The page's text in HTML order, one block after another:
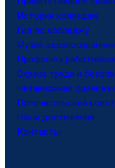
История колледжа
Гид по колледжу
Музей
Профсоюз
Охрана труда и
Независимая оценка
Попечительский совет
Наши достижения
Контакты